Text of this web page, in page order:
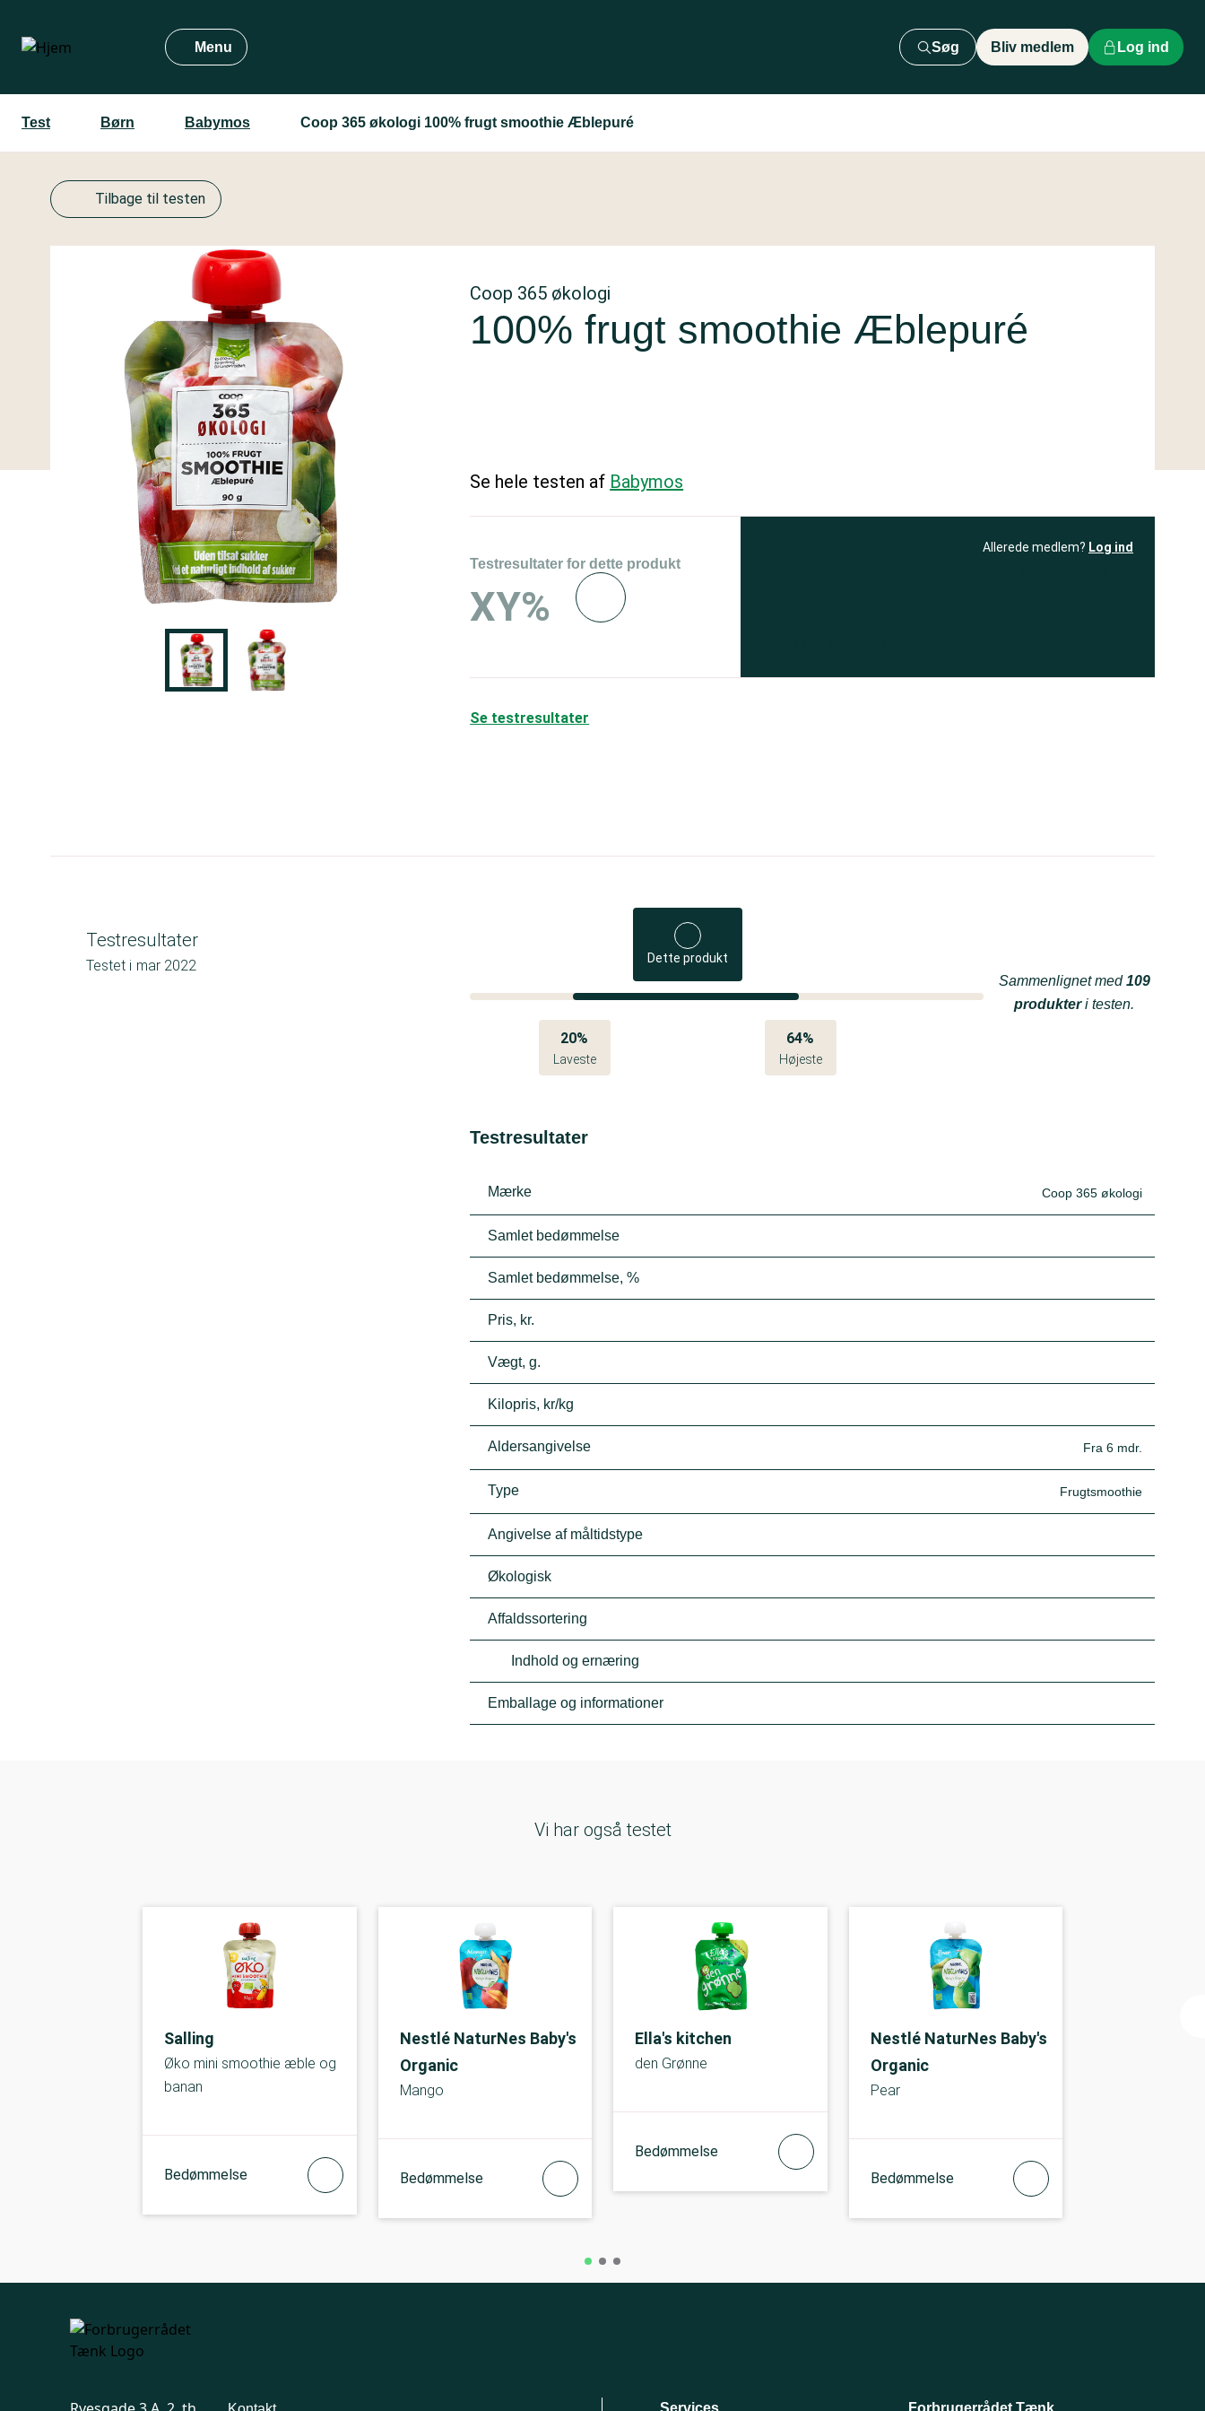
hovedindhold
Menu Søg Bliv medlem Log ind
Test Børn Babymos Coop 365 økologi 100% frugt smoothie Æblepuré
Tilbage til testen
Coop 365 økologi
100% frugt smoothie Æblepuré
Se hele testen af Babymos
Testresultater for dette produkt
XY%
Allerede medlem? Log ind
Se testresultater
Testresultater
Testet i mar 2022 Dette produkt
20%
Laveste
64%
Højeste
Sammenlignet med109
produkteri testen.
Testresultater
Mærke Coop 365 økologi
Samlet bedømmelse
Samlet bedømmelse, %
Pris, kr.
Vægt, g.
Kilopris, kr/kg
Aldersangivelse Fra 6 mdr.
Type Frugtsmoothie
Angivelse af måltidstype
Økologisk
Affaldssortering
Indhold og ernæring
Emballage og informationer
Vi har også testet
Salling
Øko mini smoothie æble og
banan
Bedømmelse
Nestlé NaturNes Baby's
Organic
Mango
Bedømmelse
Ella's kitchen
den Grønne
Bedømmelse
Nestlé NaturNes Baby's
Organic
Pear
Bedømmelse
Services Forbrugerrådet Tænk